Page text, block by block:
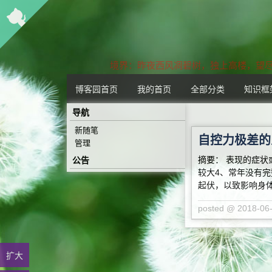
境界：昨夜西风凋碧树，独上高楼，望
博客园首页 我的首页 全部分类 知识框
扩大
自控力极差
摘要： 表现的症状
较大4、常年没有
起伏，以致影响身
posted @ 2018-
导航
新随笔
管理
公告